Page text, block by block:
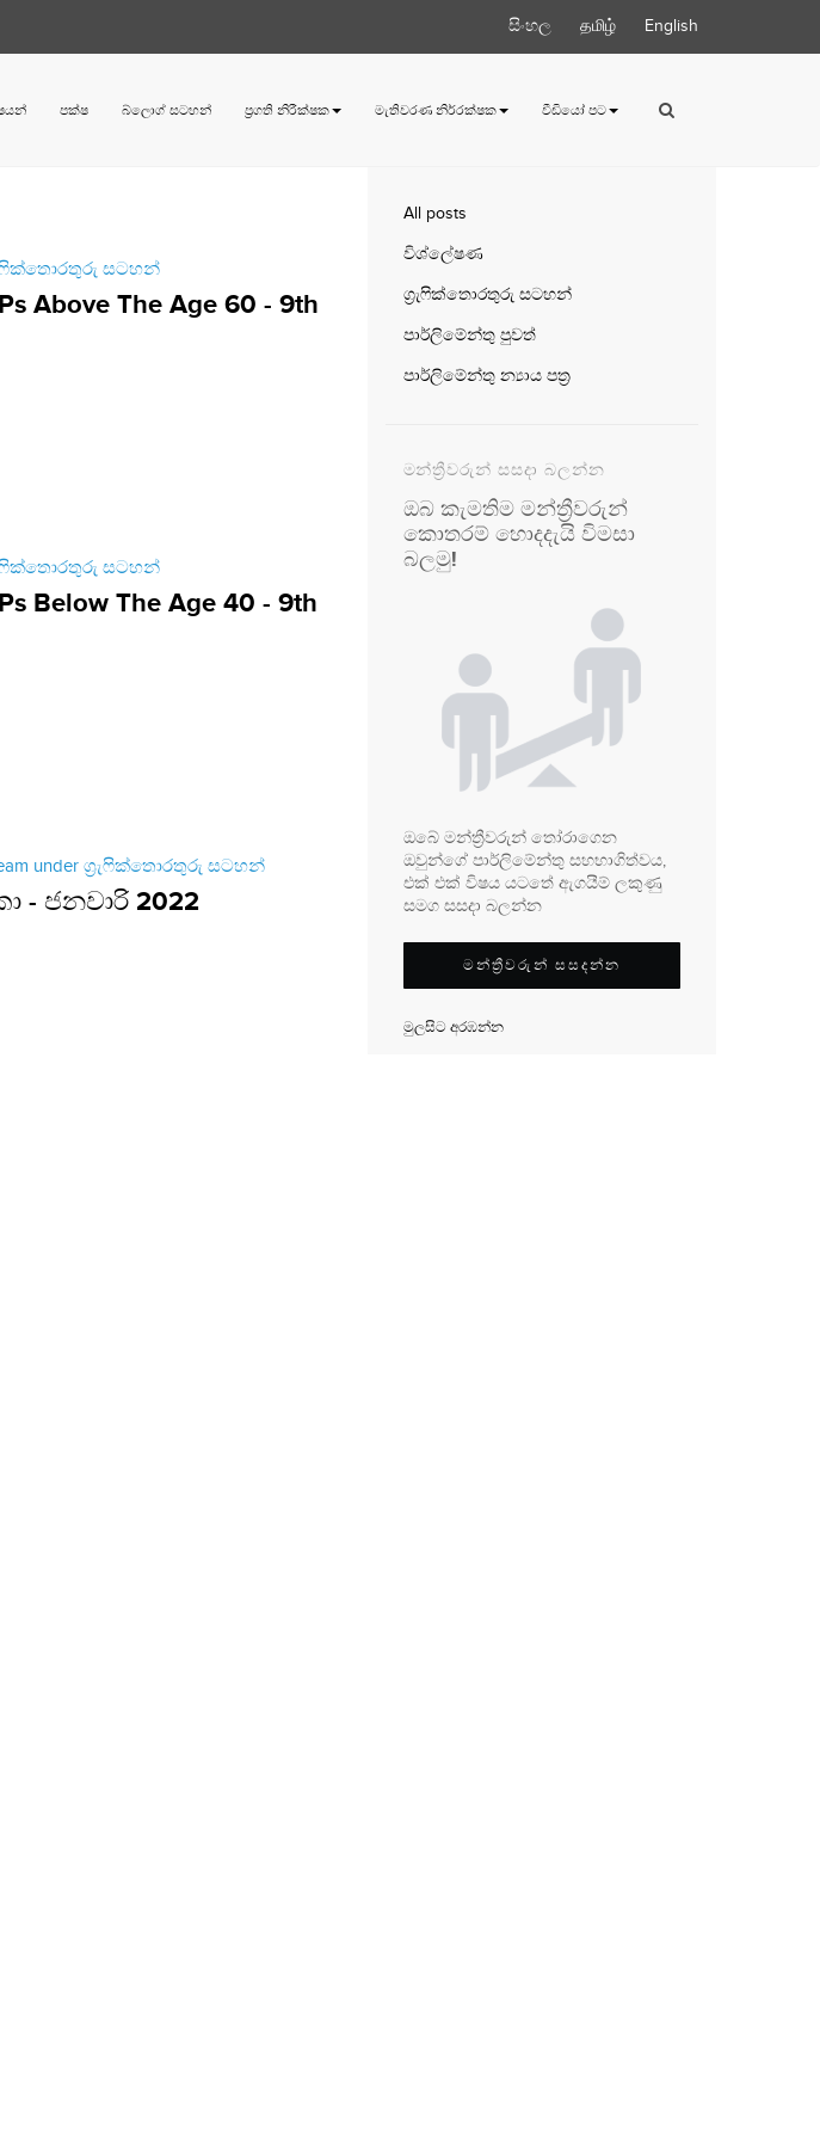
සිංහල தமிழ் English
පක්ෂ බ්ලොග් සටහන් ප්‍රගති නිරීක්ෂක මැතිවරණ නිර්‍රක්ෂක වීඩියෝ පට
සටහන්
Above The Age 60 - 9th
සටහන්
Below The Age 40 - 9th
under ග්‍රැෆික්තොරතුරු සටහන්
- ජනවාරි 2022
All posts
විශ්ලේෂණ
ග්‍රැෆික්තොරතුරු සටහන්
පාර්ලිමේන්තු පුවත්
පාර්ලිමේන්තු න්‍යාය පත්‍ර
මන්ත්‍රීවරුන් සසදා බලන්න
ඔබ කැමතිම මන්ත්‍රීවරුන්
කොතරම් හොදදැයි විමසා
බලමු!
ඔබේ මන්ත්‍රීවරුන් තෝරාගෙන
ඔවුන්ගේ පාර්ලිමේන්තු සහභාගිත්වය,
එක් එක් විෂය යටතේ ඇගයීම් ලකුණු
සමග සසදා බලන්න
මන්ත්‍රීවරුන් සසදන්න
මුලසිට අරඹන්න